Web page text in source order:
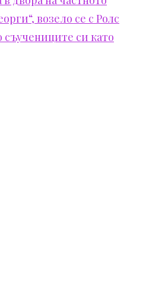
возело се с Ролс
си като